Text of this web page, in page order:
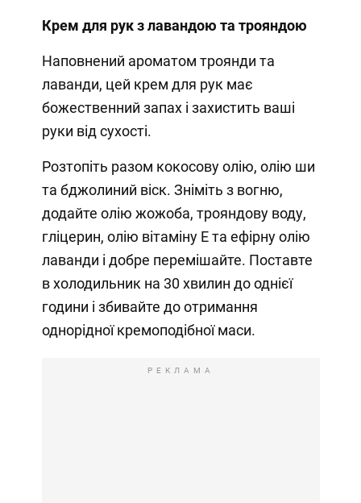
Крем для рук з лавандою та трояндою
Наповнений ароматом троянди та
лаванди, цей крем для рук має
божественний запах і захистить ваші
руки від сухості.
Розтопіть разом кокосову олію, олію ши
та бджолиний віск. Зніміть з вогню,
додайте олію жожоба, трояндову воду,
гліцерин, олію вітаміну Е та ефірну олію
лаванди і добре перемішайте. Поставте
в холодильник на 30 хвилин до однієї
години і збивайте до отримання
однорідної кремоподібної маси.
РЕКЛАМА